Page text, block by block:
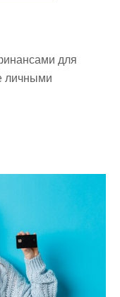
для
личными